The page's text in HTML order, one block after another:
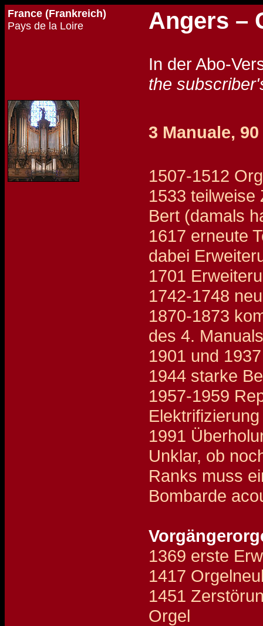
France (Frankreich)
Pays de la Loire
Angers –
In der Abo-
the
3 Manuale,
1507-1512
1533
Bert (damals
1617 erneute
dabei
1701
1742-1748
1870-1873
des 4. Manuals
1901 und
1944 starke
1957-1959
1991
Unklar, ob
Ranks muss
Bombarde
1369 erste
1417
1451
Orgel